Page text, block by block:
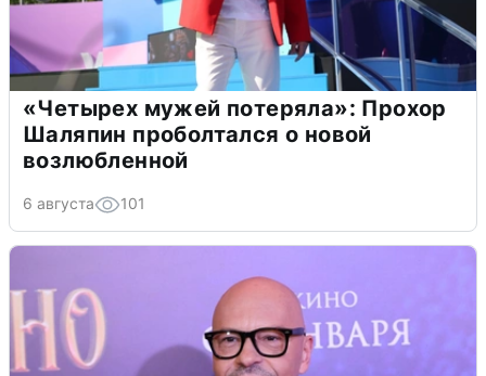
«Четырех мужей потеряла»: Прохор
Шаляпин проболтался о новой
возлюбленной
6 августа 101